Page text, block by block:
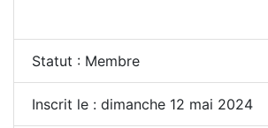
Statut : Membre
Inscrit le : dimanche 12 mai 2024